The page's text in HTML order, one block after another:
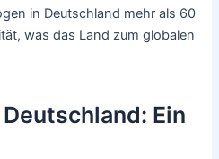
in Deutschland mehr als 60
was das Land zum globalen
Ein